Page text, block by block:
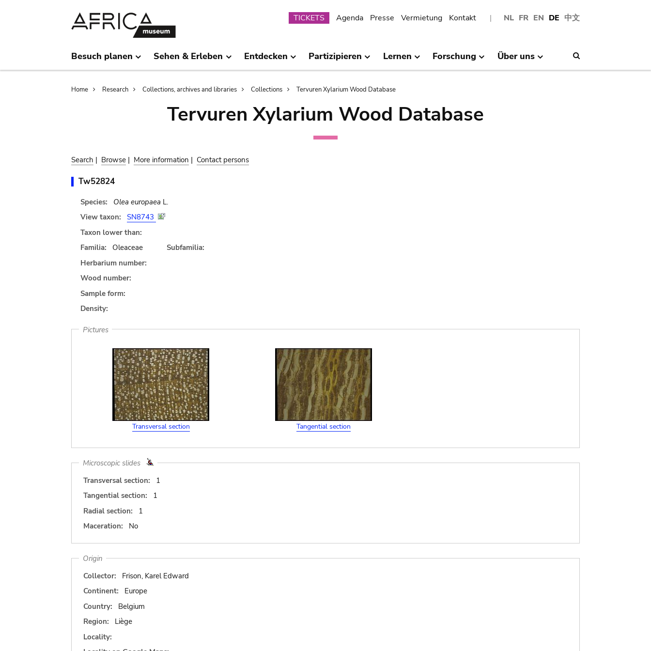
NL FR EN DE 中文
Submenu
TICKETS Agenda Presse Vermietung Kontakt
Besuch planen Sehen & Erleben Entdecken Partizipieren Lernen Forschung Über uns
Breadcrumb
Home Research Collections, archives and libraries Collections Tervuren Xylarium Wood Database
Tervuren Xylarium Wood Database
Search | Browse | More information | Contact persons
Tw52824
Species: Olea europaea L.
View taxon:
SN8743
Taxon lower than:
Familia:
Oleaceae
Subfamilia:
Herbarium number:
Wood number:
Sample form:
Density:
Pictures
Transversal section Tangential section
Microscopic slides
Transversal section:
1
Tangential section:
1
Radial section:
1
Maceration:
No
Origin
Collector:
Frison, Karel Edward
Continent:
Europe
Country:
Belgium
Region:
Liège
Locality: